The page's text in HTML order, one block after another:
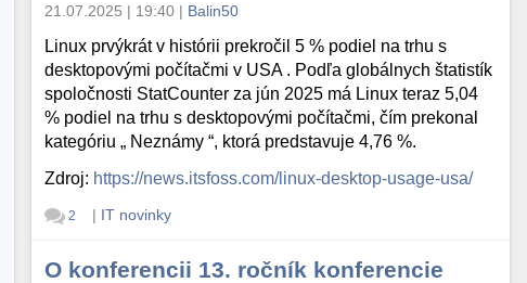
21.07.2025 | 19:40 | Balin50
Linux prvýkrát v histórii prekročil 5 % podiel na trhu s
desktopovými počítačmi v USA . Podľa globálnych štatistík
spoločnosti StatCounter za jún 2025 má Linux teraz 5,04
% podiel na trhu s desktopovými počítačmi, čím prekonal
kategóriu „ Neznámy “, ktorá predstavuje 4,76 %.
Zdroj: https://news.itsfoss.com/linux-desktop-usage-usa/
2 | IT novinky
O konferencii 13. ročník konferencie